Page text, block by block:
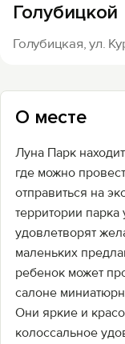
Добавить
Голубицкой
Голубицкая, ул.
О месте
Луна Парк
где можно
отправиться на
территории
удовлетворят
маленьких
ребенок может
салоне
Они яркие и
колоссальное